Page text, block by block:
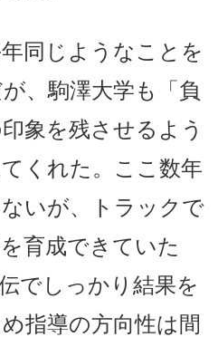
同じようなことを
、駒澤大学も「負
象を残させるよう
くれた。ここ数年
いが、トラックで
育成できていた
でしっかり結果を
指導の方向性は間